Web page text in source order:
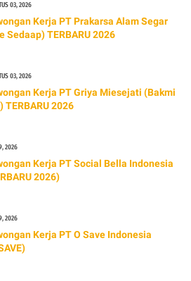
03, 2026
Kerja PT Prakarsa Alam Segar
Sedaap) TERBARU 2026
03, 2026
Kerja PT Griya Miesejati (Bakmi
TERBARU 2026
2026
Kerja PT Social Bella Indonesia
2026)
2026
Kerja PT O Save Indonesia